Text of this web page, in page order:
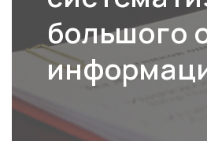
большого